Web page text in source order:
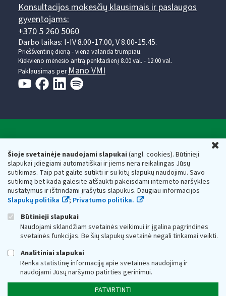
Šioje svetainėje naudojami slapukai(angl. cookies). Būtinieji
slapukai įdiegiami automatiškai ir jiems nėra reikalingas Jūsų
sutikimas. Taip pat galite sutikti ir su kitų slapukų naudojimu. Savo
sutikimą bet kada galėsite atšaukti pakeisdami interneto naršyklės
nustatymus ir ištrindami įrašytus slapukus. Daugiau informacijos
Slapukų politika
; Privatumo politika.
Būtinieji slapukai
Naudojami sklandžiam svetainės veikimui ir įgalina pagrindines
svetainės funkcijas. Be šių slapukų svetainė negali tinkamai veikti.
Analitiniai slapukai
Renka statistinę informaciją apie svetainės naudojimą ir
naudojami Jūsų naršymo patirties gerinimui.
PATVIRTINTI
Konsultacijos mokesčių klausimais ir paslaugos
gyventojams:
+370 5 260 5060
Darbo laikas: I-IV 8.00-17.00, V 8.00-15.45.
Prieššventinę dieną - viena valanda trumpiau.
Kiekvieno mėnesio antrą penktadienį 8.00 val. - 12.00 val.
Paklausimas per Mano VMI
Respublikos finansų ministerijos
Biudžetinė įstaiga. Juridinio asmens kodas — 188659752,
adresas: Vasario 16-osios g. 14, 01107 Vilnius, Lietuva, el.paštas:
vmi@vmi.lt, E. pristatymo dėžutės adresas 188659752
Duomenys apie Valstybinę mokesčių inspekciją prie Lietuvos
Respublikos finansų ministerijos kaupiami ir saugomi Juridinių